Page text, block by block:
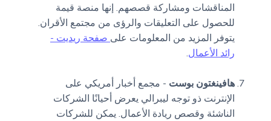
المناقشات ومشاركة قصصهم. إنها منصة قيمة
للحصول على التعليقات والرؤى من مجتمع الأقران.
يتوفر المزيد من المعلومات على صفحة ريديت -
رائد الأعمال.
هافينغتون بوست - مجمع أخبار أمريكي على
الإنترنت ذو توجه ليبرالي يعرض أحيانًا الشركات
الناشئة وقصص ريادة الأعمال. يمكن للشركات